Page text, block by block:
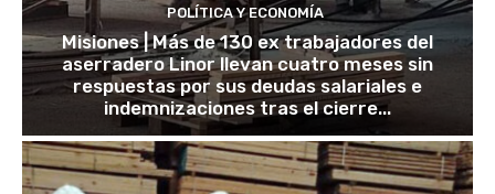
POLÍTICA Y ECONOMÍA
Misiones | Más de 130 ex trabajadores del
aserradero Linor llevan cuatro meses sin
respuestas por sus deudas salariales e
indemnizaciones tras el cierre...